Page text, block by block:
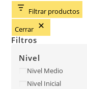
Filtrar productos
Cerrar
Filtros
Nivel
Nivel Medio
Nivel Inicial